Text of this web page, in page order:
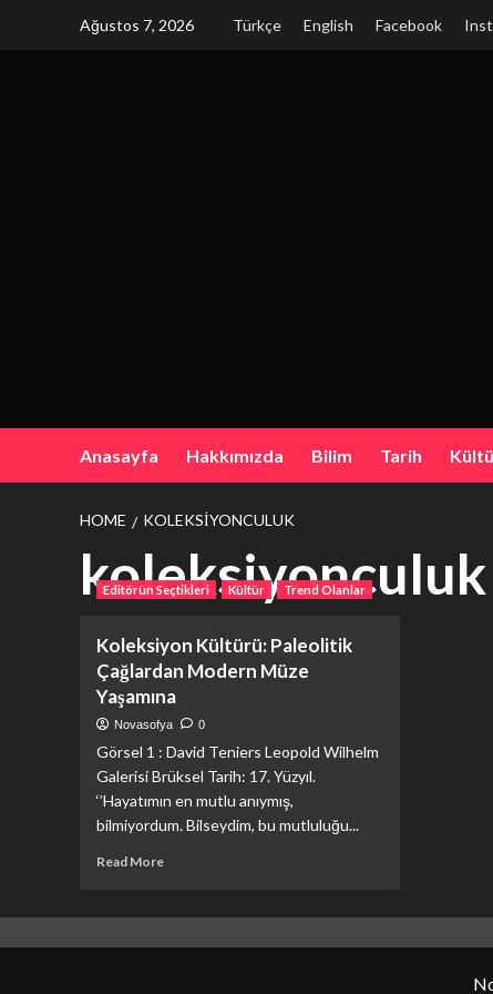
Ağustos 7, 2026 Türkçe English Facebook
Anasayfa Hakkımızda Bilim Tarih
HOME KOLEKSIYONCULUK
koleksiyonculuk
Editörün Seçtikleri Kültür Trend Olanlar
Koleksiyon Kültürü: Paleolitik
Çağlardan Modern Müze
Yaşamına
Novasofya 0
Görsel 1 : David Teniers Leopold Wilhelm
Galerisi Brüksel Tarih: 17. Yüzyıl.
‘’Hayatımın en mutlu anıymış,
bilmiyordum. Bilseydim, bu mutluluğu...
Read MoreRead
Koleksiyon